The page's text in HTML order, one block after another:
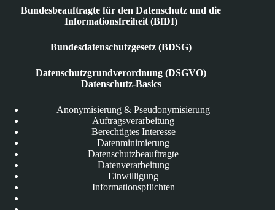
Bundesbeauftragte für den Datenschutz und die
Informationsfreiheit (BfDI)
Bundesdatenschutzgesetz (BDSG)
Datenschutzgrundverordnung (DSGVO)
Datenschutz-Basics
Anonymisierung & Pseudonymisierung
Auftragsverarbeitung
Berechtigtes Interesse
Datenminimierung
Datenschutzbeauftragte
Datenverarbeitung
Einwilligung
Informationspflichten